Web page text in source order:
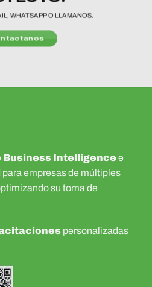
WHATSAPP O LLAMANOS.
Business Intelligence e
para empresas de múltiples
su toma de
personalizadas